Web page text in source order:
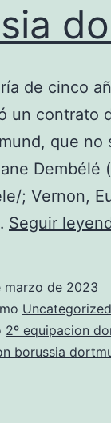
de cinco
un contrato
que
; Vernon,
Seguir
marzo de 2023
Uncategorized
2º equipacion
borussia